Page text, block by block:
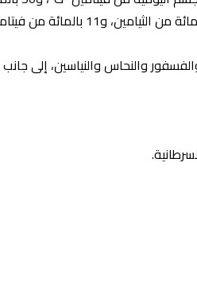
والنحاس والنياسين، إلى